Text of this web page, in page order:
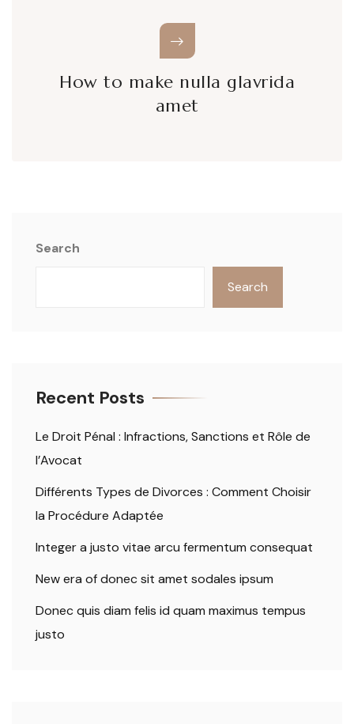
How to make nulla glavrida
amet
Search
Search
Recent Posts
Le Droit Pénal : Infractions, Sanctions et Rôle de
l’Avocat
Différents Types de Divorces : Comment Choisir
la Procédure Adaptée
Integer a justo vitae arcu fermentum consequat
New era of donec sit amet sodales ipsum
Donec quis diam felis id quam maximus tempus
justo